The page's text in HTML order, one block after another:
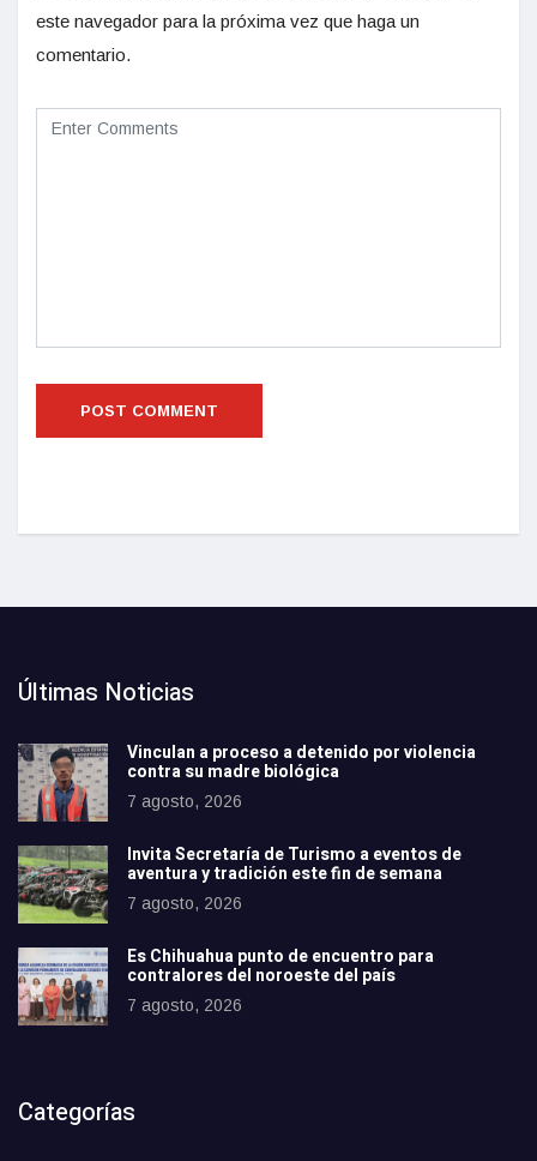
este navegador para la próxima vez que haga un
comentario.
Últimas Noticias
Vinculan a proceso a detenido por violencia
contra su madre biológica
7 agosto, 2026
Invita Secretaría de Turismo a eventos de
aventura y tradición este fin de semana
7 agosto, 2026
Es Chihuahua punto de encuentro para
contralores del noroeste del país
7 agosto, 2026
Categorías